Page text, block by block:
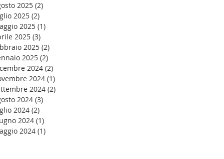
2025 (2)
2025 (2)
2025 (1)
2025 (3)
2025 (2)
2025 (2)
2024 (2)
2024 (1)
2024 (2)
2024 (3)
2024 (2)
2024 (1)
2024 (1)